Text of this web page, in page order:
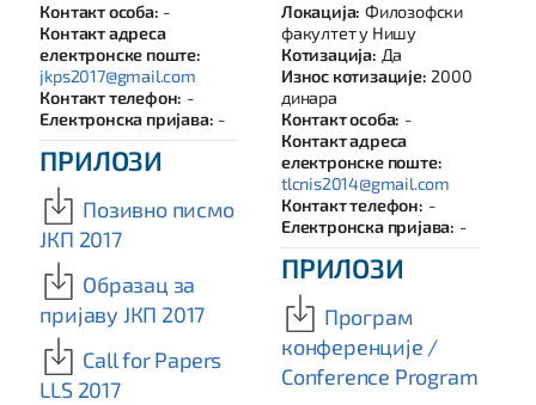
Контакт особа: -
Контакт адреса
електронске поште:
jkps2017@gmail.com
Контакт телефон: -
Електронска пријава: -
ПРИЛОЗИ
Позивно писмо
ЈКП 2017
Образац за
пријаву ЈКП 2017
Call for Papers
LLS 2017
Локација: Филозофски
факултет у Нишу
Котизација: Да
Износ котизације: 2000
динара
Контакт особа: -
Контакт адреса
електронске поште:
tlcnis2014@gmail.com
Контакт телефон: -
Електронска пријава: -
ПРИЛОЗИ
Програм
конференције /
Conference Program